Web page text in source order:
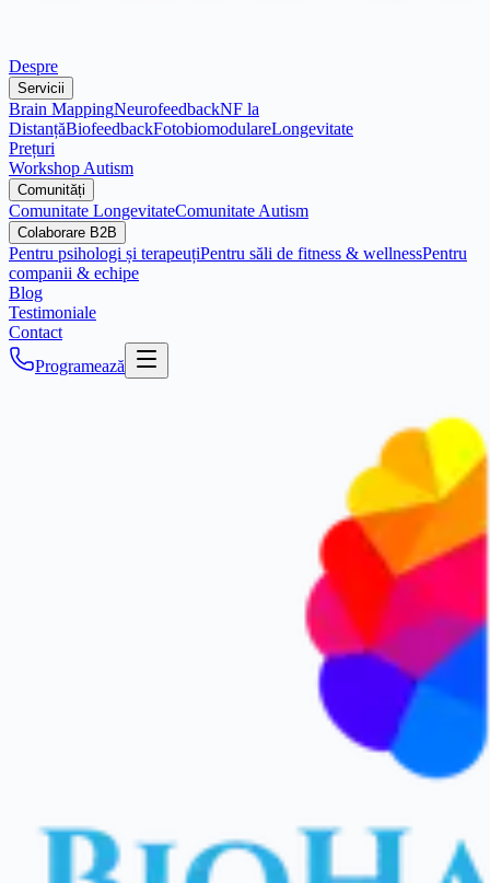
Despre
Servicii
Brain MappingNeurofeedbackNF la
DistanțăBiofeedbackFotobiomodulareLongevitate
Prețuri
Workshop Autism
Comunități
Comunitate LongevitateComunitate Autism
Colaborare B2B
Pentru psihologi și terapeuțiPentru săli de fitness & wellnessPentru
companii & echipe
Blog
Testimoniale
Contact
Programează